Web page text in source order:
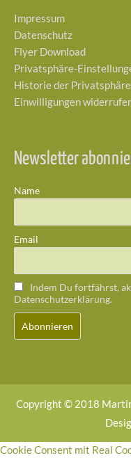
Impressum
Datenschutz
Flyer Download
Privatsphäre-
Historie der
Einwilligungen
Newsletter
Name
Email
Indem Du fortfährst,
Datenschutzerklärung.
Copyright © 2018
Cookie Consent mit Real